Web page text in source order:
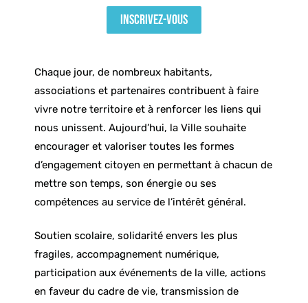
INSCRIVEZ-VOUS
Chaque jour, de nombreux habitants,
associations et partenaires contribuent à faire
vivre notre territoire et à renforcer les liens qui
nous unissent. Aujourd’hui, la Ville souhaite
encourager et valoriser toutes les formes
d’engagement citoyen en permettant à chacun de
mettre son temps, son énergie ou ses
compétences au service de l’intérêt général.
Soutien scolaire, solidarité envers les plus
fragiles, accompagnement numérique,
participation aux événements de la ville, actions
en faveur du cadre de vie, transmission de